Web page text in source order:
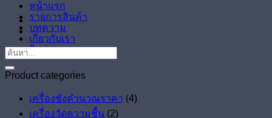
หน้าแรก
รายการสินค้า
บทความ
เกี่ยวกับเรา
ติดต่อเรา
ค้นหา:
Product categories
เครื่องชั่งคำนวณราคา (4)
เครื่องวัดความชื้น (2)